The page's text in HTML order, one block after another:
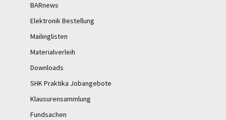
BARnews
Elektronik Bestellung
Mailinglisten
Materialverleih
Downloads
SHK Praktika Jobangebote
Klausurensammlung
Fundsachen